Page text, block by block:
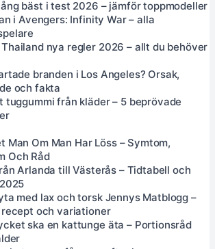
bäst i test 2026 – jämför toppmodeller
i Avengers: Infinity War – alla
nya regler 2026 – allt du behöver
branden i Los Angeles? Orsak,
och fakta
tuggummi från kläder – 5 beprövade
Man Om Man Har Löss – Symtom,
Och Råd
Arlanda till Västerås – Tidtabell och
med lax och torsk Jennys Matblogg –
recept och variationer
ska en kattunge äta – Portionsråd